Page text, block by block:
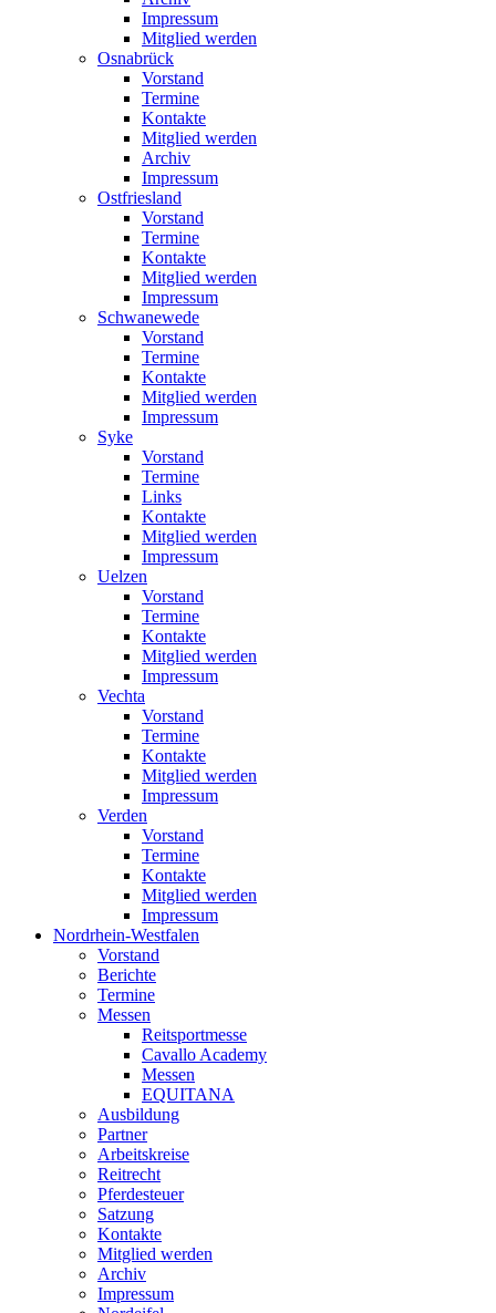
Impressum
Mitglied werden
Osnabrück
Vorstand
Termine
Kontakte
Mitglied werden
Archiv
Impressum
Ostfriesland
Vorstand
Termine
Kontakte
Mitglied werden
Impressum
Schwanewede
Vorstand
Termine
Kontakte
Mitglied werden
Impressum
Syke
Vorstand
Termine
Links
Kontakte
Mitglied werden
Impressum
Uelzen
Vorstand
Termine
Kontakte
Mitglied werden
Impressum
Vechta
Vorstand
Termine
Kontakte
Mitglied werden
Impressum
Verden
Vorstand
Termine
Kontakte
Mitglied werden
Impressum
Nordrhein-Westfalen
Vorstand
Berichte
Termine
Messen
Reitsportmesse
Cavallo Academy
Messen
EQUITANA
Ausbildung
Partner
Arbeitskreise
Reitrecht
Pferdesteuer
Satzung
Kontakte
Mitglied werden
Archiv
Impressum